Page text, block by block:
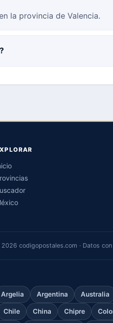
la provincia de Valencia.
codigopostales.com · Datos
Argelia Argentina Australia
Chile China Chipre